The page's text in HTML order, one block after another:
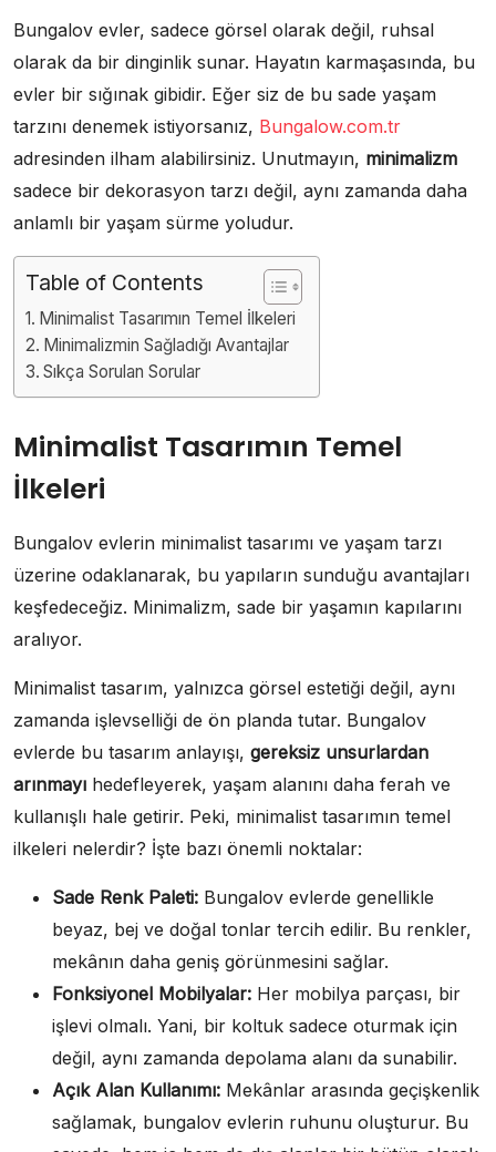
Bungalov evler, sadece görsel olarak değil, ruhsal
olarak da bir dinginlik sunar. Hayatın karmaşasında, bu
evler bir sığınak gibidir. Eğer siz de bu sade yaşam
tarzını denemek istiyorsanız, Bungalow.com.tr
adresinden ilham alabilirsiniz. Unutmayın, minimalizm
sadece bir dekorasyon tarzı değil, aynı zamanda daha
anlamlı bir yaşam sürme yoludur.
Table of Contents
Minimalist Tasarımın Temel İlkeleri
Minimalizmin Sağladığı Avantajlar
Sıkça Sorulan Sorular
Minimalist Tasarımın Temel
İlkeleri
Bungalov evlerin minimalist tasarımı ve yaşam tarzı
üzerine odaklanarak, bu yapıların sunduğu avantajları
keşfedeceğiz. Minimalizm, sade bir yaşamın kapılarını
aralıyor.
Minimalist tasarım, yalnızca görsel estetiği değil, aynı
zamanda işlevselliği de ön planda tutar. Bungalov
evlerde bu tasarım anlayışı, gereksiz unsurlardan
arınmayı hedefleyerek, yaşam alanını daha ferah ve
kullanışlı hale getirir. Peki, minimalist tasarımın temel
ilkeleri nelerdir? İşte bazı önemli noktalar:
Sade Renk Paleti: Bungalov evlerde genellikle
beyaz, bej ve doğal tonlar tercih edilir. Bu renkler,
mekânın daha geniş görünmesini sağlar.
Fonksiyonel Mobilyalar: Her mobilya parçası, bir
işlevi olmalı. Yani, bir koltuk sadece oturmak için
değil, aynı zamanda depolama alanı da sunabilir.
Açık Alan Kullanımı: Mekânlar arasında geçişkenlik
sağlamak, bungalov evlerin ruhunu oluşturur. Bu